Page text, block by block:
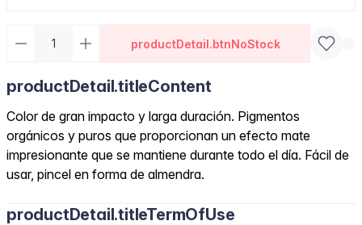
productDetail.btnNoStock
productDetail.titleContent
Color de gran impacto y larga duración. Pigmentos
orgánicos y puros que proporcionan un efecto mate
impresionante que se mantiene durante todo el día. Fácil de
usar, pincel en forma de almendra.
productDetail.titleTermOfUse